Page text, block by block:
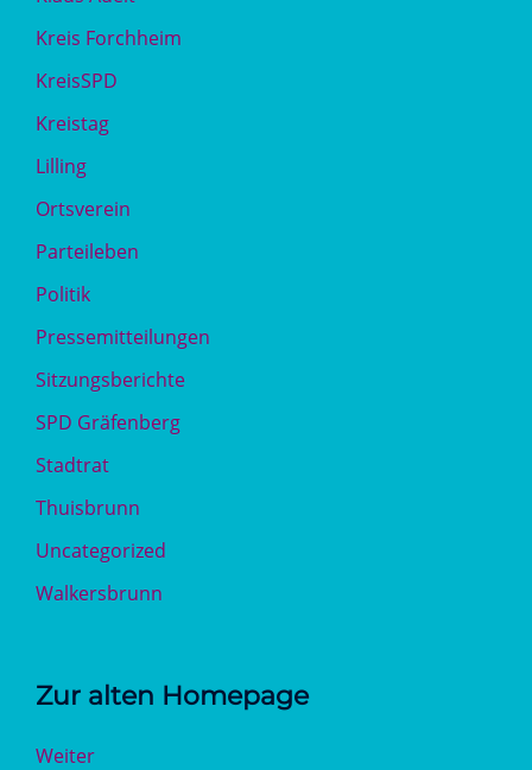
Kreis Forchheim
KreisSPD
Kreistag
Lilling
Ortsverein
Parteileben
Politik
Pressemitteilungen
Sitzungsberichte
SPD Gräfenberg
Stadtrat
Thuisbrunn
Uncategorized
Walkersbrunn
Zur alten Homepage
Weiter